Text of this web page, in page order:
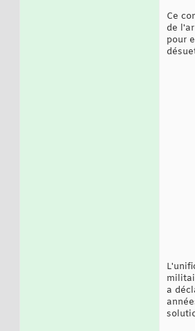
Ce
de
pour
a